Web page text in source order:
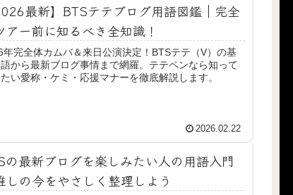
最新】BTSテテブログ用語図鑑｜完全
アー前に知るべき全知識！
年完全体カムバ＆来日公演決定！BTSテテ（V）の基
から最新ブログ事情まで網羅。テテペンなら知って
い愛称・ケミ・応援マナーを徹底解説します。
2026.02.22
の最新ブログを楽しみたい人の用語入門
しの今をやさしく整理しよう